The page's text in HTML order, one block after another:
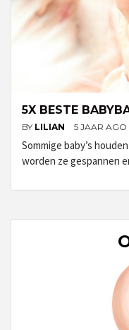
5X BESTE
BY LILIAN 5 JAAR AGO
Sommige baby’s
worden ze gespannen